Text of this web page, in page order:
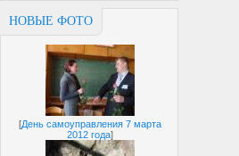
НОВЫЕ ФОТО
[День самоуправления 7 марта
2012 года]